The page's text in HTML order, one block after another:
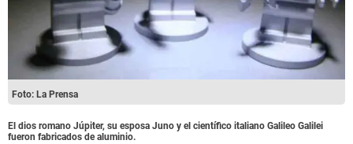
Foto: La Prensa
El dios romano Júpiter, su esposa Juno y el científico italiano Galileo Galilei
fueron fabricados de aluminio.